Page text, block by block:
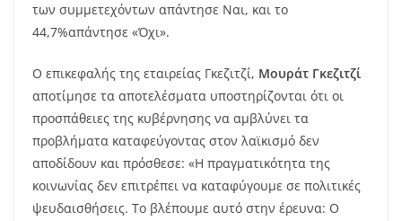
των συμμετεχόντων απάντησε Ναι, και το
44,7%απάντησε «Όχι».
Ο επικεφαλής της εταιρείας Γκεζιτζί, Μουράτ Γκεζιτζί
αποτίμησε τα αποτελέσματα υποστηρίζονται ότι οι
προσπάθειες της κυβέρνησης να αμβλύνει τα
προβλήματα καταφεύγοντας στον λαϊκισμό δεν
αποδίδουν και πρόσθεσε: «Η πραγματικότητα της
κοινωνίας δεν επιτρέπει να καταφύγουμε σε πολιτικές
ψευδαισθήσεις. Το βλέπουμε αυτό στην έρευνα: Ο